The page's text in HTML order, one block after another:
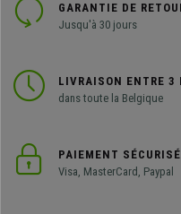
GARANTIE DE
Jusqu'à 30 jours
LIVRAISON ENTRE 3
dans toute la Belgique
PAIEMENT SÉCURISÉ
Visa, MasterCard, Paypal